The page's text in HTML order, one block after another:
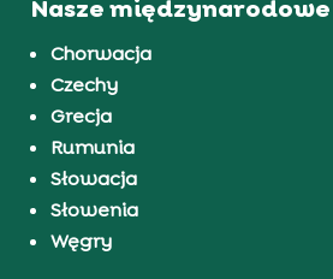
Nasze
Chorwacja
Czechy
Grecja
Rumunia
Słowacja
Słowenia
Węgry